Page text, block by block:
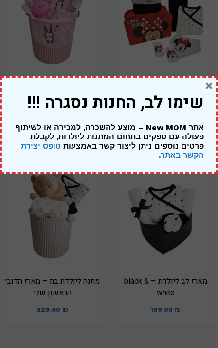
מתנה ליולדת בת – מיני מאוס
מזוודה אדומה
319.00 ₪
מארז לב ליולדת – black &
white
189.00 ₪
מתנה ליולדת בת – מארז הדובי
הראשון שלי
329.00 ₪
שימו לב, החנות נסגרה !!!
אתר New MOM – מוצע להשכרה, למכירה או לשיתוף
פעולה עם ספקים בתחום המתנות ליולדות, לקבלת
פרטים נוספים ניתן ליצור קשר באמצעות טופס יצירת
הקשר באתר.
×